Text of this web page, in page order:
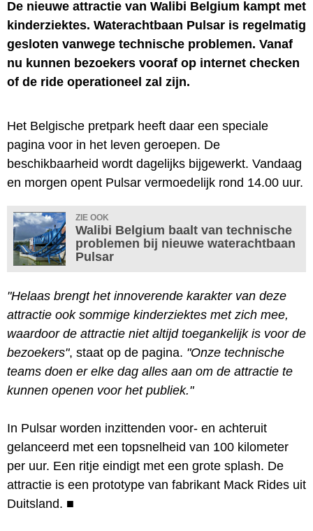
De nieuwe attractie van Walibi Belgium kampt met
kinderziektes. Waterachtbaan Pulsar is regelmatig
gesloten vanwege technische problemen. Vanaf
nu kunnen bezoekers vooraf op internet checken
of de ride operationeel zal zijn.
Het Belgische pretpark heeft daar een speciale
pagina voor in het leven geroepen. De
beschikbaarheid wordt dagelijks bijgewerkt. Vandaag
en morgen opent Pulsar vermoedelijk rond 14.00 uur.
ZIE OOK
Walibi Belgium baalt van technische
problemen bij nieuwe waterachtbaan
Pulsar
"Helaas brengt het innoverende karakter van deze
attractie ook sommige kinderziektes met zich mee,
waardoor de attractie niet altijd toegankelijk is voor de
bezoekers", staat op de pagina. "Onze technische
teams doen er elke dag alles aan om de attractie te
kunnen openen voor het publiek."
In Pulsar worden inzittenden voor- en achteruit
gelanceerd met een topsnelheid van 100 kilometer
per uur. Een ritje eindigt met een grote splash. De
attractie is een prototype van fabrikant Mack Rides uit
Duitsland. ■